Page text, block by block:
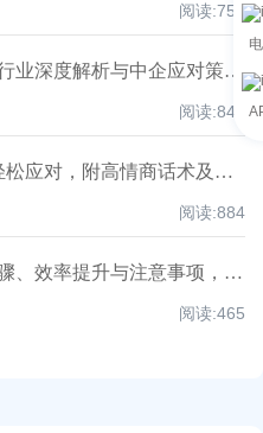
阅读:750
中美贸易战升级：国内受影响行业深度解析与中企应对策略！
阅读:849
客户说价格太贵了，8种方法轻松应对，附高情商话术及案例！
阅读:884
进出口清关全解析：流程、步骤、效率提升与注意事项，超全知识点汇总！
阅读:465